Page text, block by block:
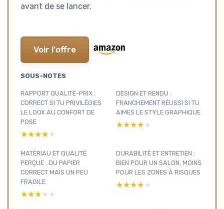
avant de se lancer.
Voir l'offre
SOUS-NOTES
RAPPORT QUALITÉ-PRIX :
CORRECT SI TU PRIVILÉGIES
LE LOOK AU CONFORT DE
POSE
★★★★★
★★★★★
DESIGN ET RENDU :
FRANCHEMENT RÉUSSI SI TU
AIMES LE STYLE GRAPHIQUE
★★★★★
★★★★★
MATÉRIAU ET QUALITÉ
PERÇUE : DU PAPIER
CORRECT MAIS UN PEU
FRAGILE
★★★★★
★★★★★
DURABILITÉ ET ENTRETIEN :
BIEN POUR UN SALON, MOINS
POUR LES ZONES À RISQUES
★★★★★
★★★★★